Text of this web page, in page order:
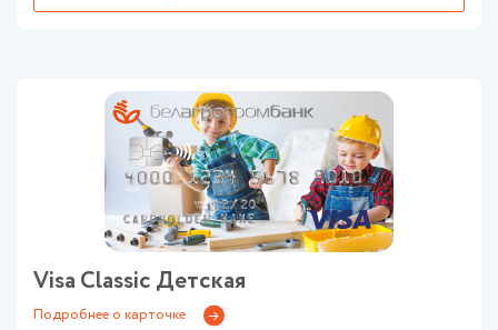
Visa Classic Детская
Подробнее о карточке